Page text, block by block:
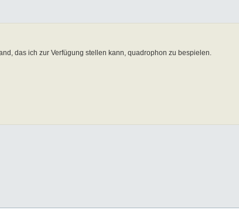
das ich zur Verfügung stellen kann, quadrophon zu bespielen.